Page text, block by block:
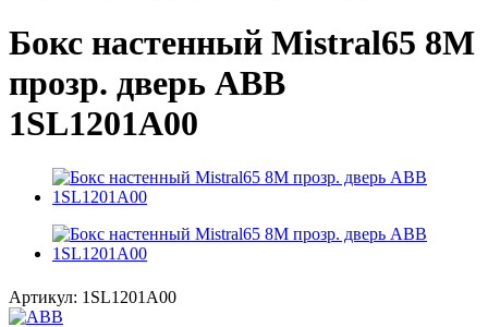
Бокс настенный Mistral65 8М
прозр. дверь ABB
1SL1201A00
Артикул: 1SL1201A00